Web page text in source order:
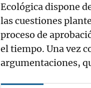
Ecológica dispone
las cuestiones
proceso de
el tiempo. Una vez
argumentaciones,